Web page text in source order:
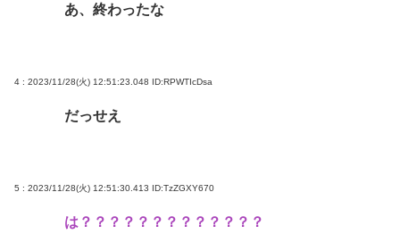
あ、終わったな
4 : 2023/11/28(火) 12:51:23.048 ID:RPWTIcDsa
だっせえ
5 : 2023/11/28(火) 12:51:30.413 ID:TzZGXY670
は？？？？？？？？？？？？？